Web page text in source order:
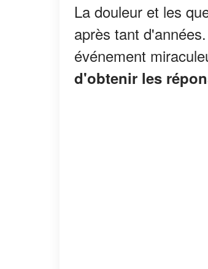
La douleur et les
après tant
événement
d'obtenir les